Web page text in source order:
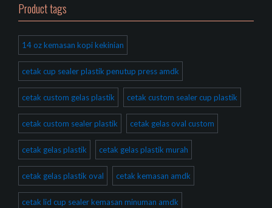
Product tags
14 oz kemasan kopi kekinian
cetak cup sealer plastik penutup press amdk
cetak custom gelas plastik cetak custom sealer cup plastik
cetak custom sealer plastik cetak gelas oval custom
cetak gelas plastik cetak gelas plastik murah
cetak gelas plastik oval cetak kemasan amdk
cetak lid cup sealer kemasan minuman amdk